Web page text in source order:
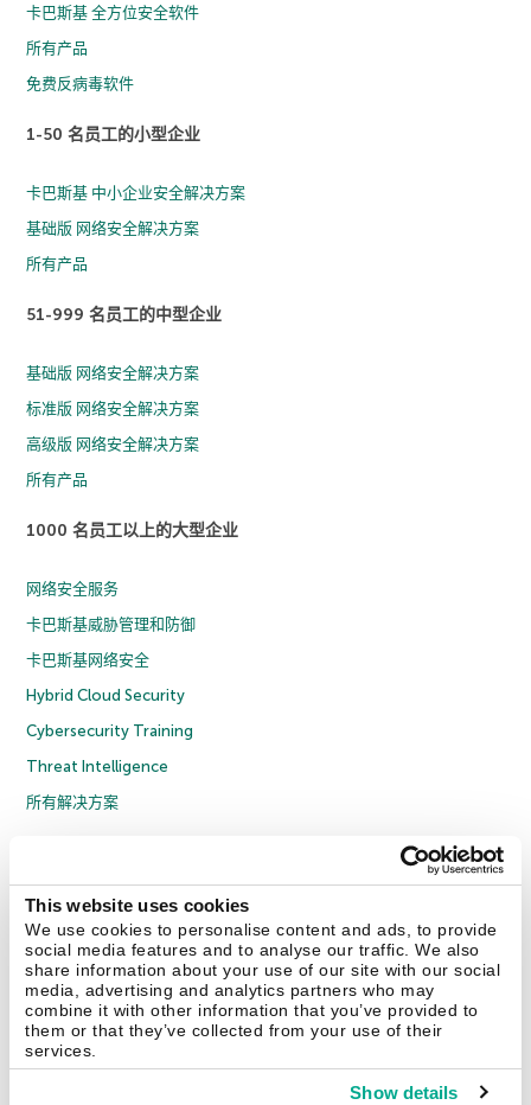
This website uses cookies
We use cookies to personalise content and ads, to provide
social media features and to analyse our traffic. We also
share information about your use of our site with our social
media, advertising and analytics partners who may
combine it with other information that you’ve provided to
them or that they’ve collected from your use of their
services.
Show details
卡巴斯基 全方位安全软件
所有产品
免费反病毒软件
1-50 名员工的小型企业
卡巴斯基 中小企业安全解决方案
基础版 网络安全解决方案
所有产品
51-999 名员工的中型企业
基础版 网络安全解决方案
标准版 网络安全解决方案
高级版 网络安全解决方案
所有产品
1000 名员工以上的大型企业
网络安全服务
卡巴斯基威胁管理和防御
卡巴斯基网络安全
Hybrid Cloud Security
Cybersecurity Training
Threat Intelligence
所有解决方案
隐私策略
京ICP备12053225号
京公网安备 11010102001169号
联系我们 关于我们 合作伙伴 Blog 资源中心 新闻稿
Securelist Eugene Personal Blog